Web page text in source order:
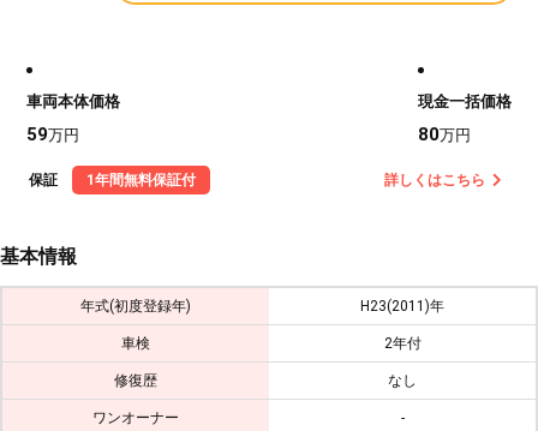
車両本体価格
59万円
現金一括価格
80万円
保証 1年間無料保証付 詳しくはこちら
基本情報
年式(初度登録年) H23(2011)年
車検 2年付
修復歴 なし
ワンオーナー -